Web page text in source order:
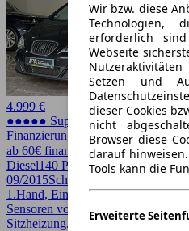
Wir bzw. diese
Technologien,
erforderlich
Webseite
Setzen und
dieser Cookies
nicht
Browser diese
darauf
Tools kann die
Erweiterte
4.999 €
●●●●● Super Preis
Finanzierung möglich
ab 60€ finanzieren ↗
Diesel140 PS (103 kW)183.100 km
09/2015Schaltgetriebe
1.Hand, Einparkhilfe, Einparkhilfe
Sensoren vorne, Lichtsensor,
Sitzheizung, Xenonscheinwerfer